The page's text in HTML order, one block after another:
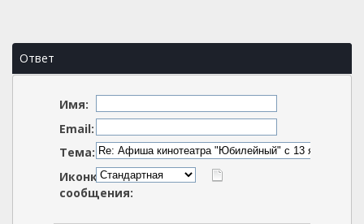
Ответ
Имя:
Email:
Тема:
Иконка
сообщения: